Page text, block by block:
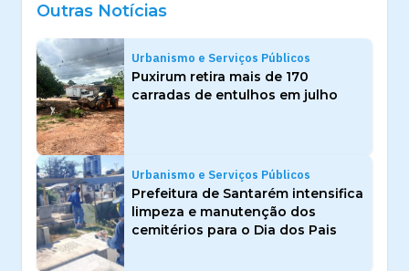
Outras Notícias
Urbanismo e Serviços Públicos
Puxirum retira mais de 170
carradas de entulhos em julho
Urbanismo e Serviços Públicos
Prefeitura de Santarém intensifica
limpeza e manutenção dos
cemitérios para o Dia dos Pais